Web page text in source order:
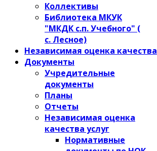
Коллективы
Библиотека МКУК
"МКДК с.п. Учебного" (
с. Лесное)
Независимая оценка качества
Документы
Учредительные
документы
Планы
Отчеты
Независимая оценка
качества услуг
Нормативные